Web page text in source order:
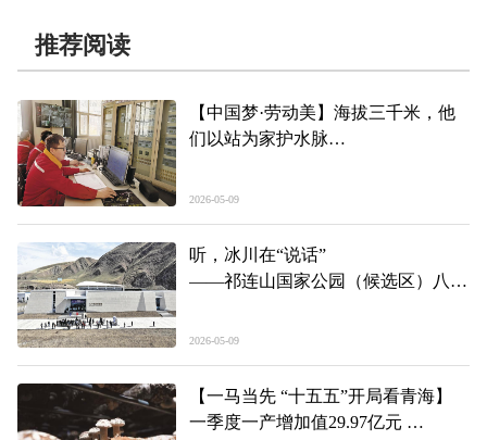
推荐阅读
【中国梦·劳动美】海拔三千米，他
们以站为家护水脉
2026-05-09
听，冰川在“说话”
——祁连山国家公园（候选区）八一
2026-05-09
【一马当先 “十五五”开局看青海】
一季度一产增加值29.97亿元